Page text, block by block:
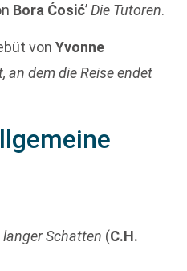
Bora Ćosić’Die Tutoren.
von Yvonne
an dem die Reise endet
Schatten (C.H.